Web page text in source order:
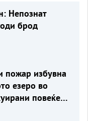
Непознат
брод
пожар избувна
езеро во
повеќе